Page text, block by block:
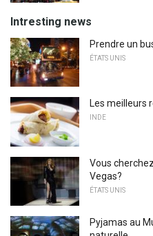
Intresting news
Prendre un
ÉTATS UNIS
Les meilleurs
INDE
Vous
Vegas?
ÉTATS UNIS
Pyjamas au